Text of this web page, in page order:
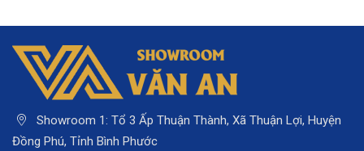
Showroom 1: Tổ 3 Ấp Thuận Thành, Xã Thuận Lợi, Huyện
Đồng Phú, Tỉnh Bình Phước